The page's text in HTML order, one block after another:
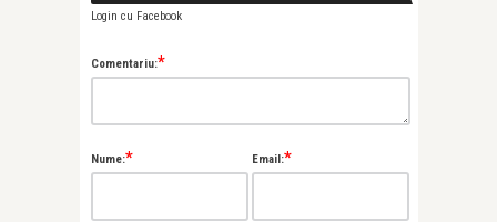
Login cu Facebook
Comentariu:*
Nume:* Email:*